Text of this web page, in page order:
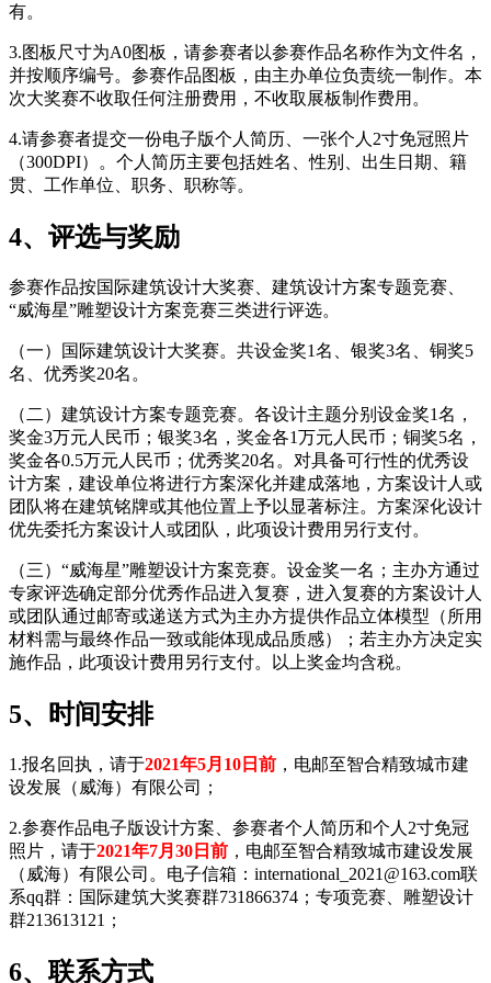
有。
3.图板尺寸为A0图板，请参赛者以参赛作品名称作为文件名，
并按顺序编号。参赛作品图板，由主办单位负责统一制作。本
次大奖赛不收取任何注册费用，不收取展板制作费用。
4.请参赛者提交一份电子版个人简历、一张个人2寸免冠照片
（300DPI）。个人简历主要包括姓名、性别、出生日期、籍
贯、工作单位、职务、职称等。
4、 评选与奖励
参赛作品按国际建筑设计大奖赛、建筑设计方案专题竞赛、
“威海星”雕塑设计方案竞赛三类进行评选。
（一）国际建筑设计大奖赛。共设金奖1名、银奖3名、铜奖5
名、优秀奖20名。
（二）建筑设计方案专题竞赛。各设计主题分别设金奖1名，
奖金3万元人民币；银奖3名，奖金各1万元人民币；铜奖5名，
奖金各0.5万元人民币；优秀奖20名。对具备可行性的优秀设
计方案，建设单位将进行方案深化并建成落地，方案设计人或
团队将在建筑铭牌或其他位置上予以显著标注。方案深化设计
优先委托方案设计人或团队，此项设计费用另行支付。
（三）“威海星”雕塑设计方案竞赛。设金奖一名；主办方通过
专家评选确定部分优秀作品进入复赛，进入复赛的方案设计人
或团队通过邮寄或递送方式为主办方提供作品立体模型（所用
材料需与最终作品一致或能体现成品质感）；若主办方决定实
施作品，此项设计费用另行支付。以上奖金均含税。
5、 时间安排
1.报名回执，请于2021年5月10日前 ，电邮至智合精致城市建
设发展（威海）有限公司；
2.参赛作品电子版设计方案、参赛者个人简历和个人2寸免冠
照片，请于2021年7月30日前 ，电邮至智合精致城市建设发展
（威海）有限公司。电子信箱：international_2021@163.com联
系qq群：国际建筑大奖赛群731866374；专项竞赛、雕塑设计
群213613121；
6、联系方式